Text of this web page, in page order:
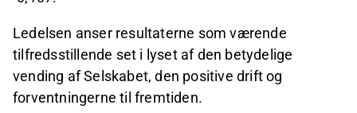
Ledelsen anser resultaterne som værende
tilfredsstillende set i lyset af den betydelige
vending af Selskabet, den positive drift og
forventningerne til fremtiden.